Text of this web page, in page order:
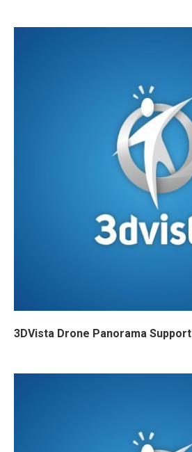
3DVista Drone Panorama Support